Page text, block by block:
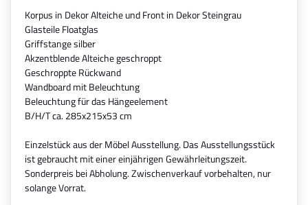
Korpus in Dekor Alteiche und Front in Dekor Steingrau
Glasteile Floatglas
Griffstange silber
Akzentblende Alteiche geschroppt
Geschroppte Rückwand
Wandboard mit Beleuchtung
Beleuchtung für das Hängeelement
B/H/T ca. 285x215x53 cm
Einzelstück aus der Möbel Ausstellung. Das Ausstellungsstück
ist gebraucht mit einer einjährigen Gewährleitungszeit.
Sonderpreis bei Abholung. Zwischenverkauf vorbehalten, nur
solange Vorrat.